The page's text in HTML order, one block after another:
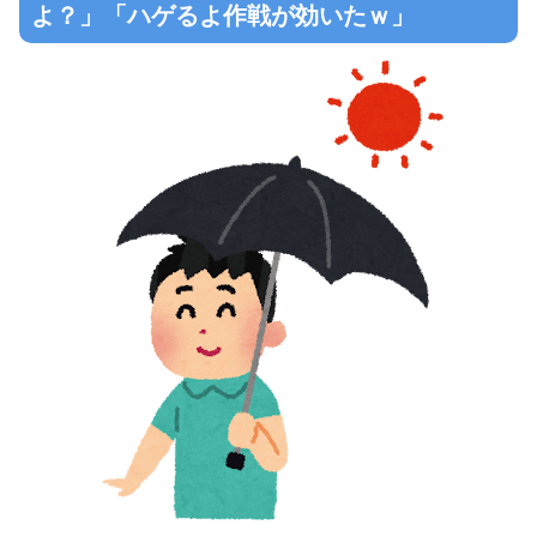
よ？」「ハゲるよ作戦が効いたｗ」